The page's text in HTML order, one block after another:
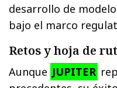
desarrollo de
bajo el marco
Retos y hoja de
Aunque JUPITER